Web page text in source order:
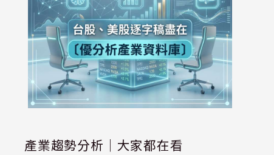
產業趨勢分析｜大家都在看